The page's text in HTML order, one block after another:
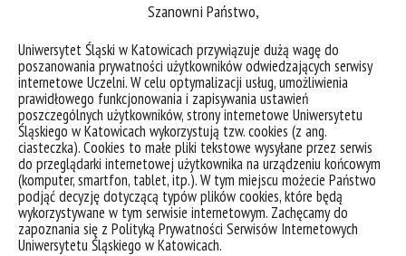
Szanowni Państwo,
Uniwersytet Śląski w Katowicach przywiązuje dużą wagę do
poszanowania prywatności użytkowników odwiedzających serwisy
internetowe Uczelni. W celu optymalizacji usług, umożliwienia
prawidłowego funkcjonowania i zapisywania ustawień
poszczególnych użytkowników, strony internetowe Uniwersytetu
Śląskiego w Katowicach wykorzystują tzw. cookies (z ang.
ciasteczka). Cookies to małe pliki tekstowe wysyłane przez serwis
do przeglądarki internetowej użytkownika na urządzeniu końcowym
(komputer, smartfon, tablet, itp.). W tym miejscu możecie Państwo
podjąć decyzję dotyczącą typów plików cookies, które będą
wykorzystywane w tym serwisie internetowym. Zachęcamy do
zapoznania się z Polityką Prywatności Serwisów Internetowych
Uniwersytetu Śląskiego w Katowicach.
cywilizacyjnych na dwa otwarte wykłady światowej
klasy badacza procesów planetarnych – prof. Marka
Williamsa z Uniwersytetu w Leicester w Wielkiej
Brytanii. 29 kwietnia 2026 r. 11:30–13:00
“Mutualistic Cities of the near future” (Miasta
mutualistyczne bliskiej przyszłości) Uniwersytet
Śląski w Katowicach,...
kategorie:aktualności spotkania, wykłady
wydarzenia
tagi :antropocen cywilizacja środowisko urbanizacja wykład